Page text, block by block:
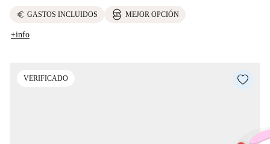
euro GASTOS INCLUIDOS MEJOR OPCIÓN
+info
VERIFICADO